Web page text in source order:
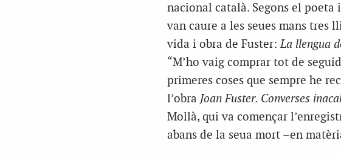
nacional català. Segons el poeta
van caure a les seues mans tres
vida i obra de Fuster:La llengua
“M’ho vaig comprar tot de
primeres coses que sempre he
l’obra Joan Fuster. Converses
Mollà, qui va començar
abans de la seua mort –en